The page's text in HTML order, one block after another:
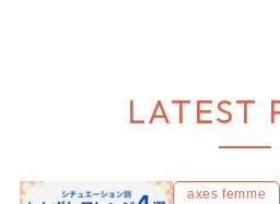
LATEST
axes femme